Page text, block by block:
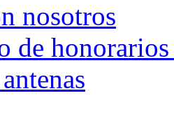
nosotros
de